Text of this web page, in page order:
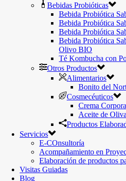
Bebidas Probióticas
Bebida Probiótica
Bebida Probiótica
Bebida Probiótica
Bebida Probiótica
Olivo BIO
Té Kombucha con
Otros Productos
Alimentarios
Bonito del
Cosmecéuticos
Crema
Aceite de
Productos
Servicios
E-COnsultoría
Acompañamiento en
Elaboración de productos
Visitas Guiadas
Blog